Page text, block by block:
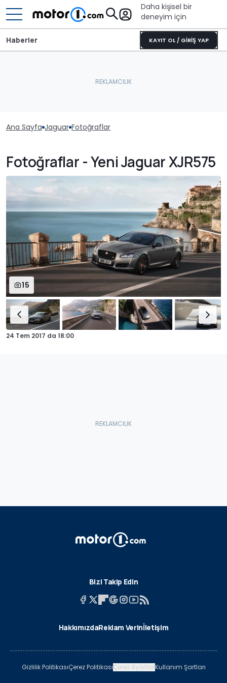
Daha kişisel bir
deneyim için
KAYIT OL / GİRİŞ YAP
Haberler
Ana Sayfa Jaguar Fotoğraflar
Fotoğraflar - Yeni Jaguar XJR575
15
24 Tem 2017 da 18:00
Bizi Takip Edin
HakkımızdaReklam Verinİletişim
Gizlilik PolitikasıÇerez PolitikasıÇerez AyarlarıKullanım Şartları